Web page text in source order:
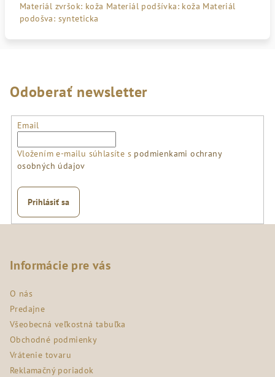
Materiál zvršok: koža Materiál podšívka: koža Materiál
podošva: synteticka
Odoberať newsletter
Email
Vložením e-mailu súhlasíte s podmienkami ochrany
osobných údajov
Prihlásiť sa
Informácie pre vás
O nás
Predajne
Všeobecná veľkostná tabuľka
Obchodné podmienky
Vrátenie tovaru
Reklamačný poriadok